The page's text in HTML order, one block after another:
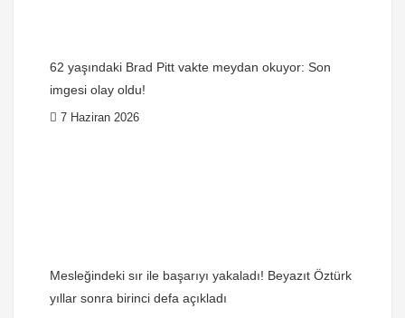
62 yaşındaki Brad Pitt vakte meydan okuyor: Son
imgesi olay oldu!
7 Haziran 2026
Mesleğindeki sır ile başarıyı yakaladı! Beyazıt Öztürk
yıllar sonra birinci defa açıkladı